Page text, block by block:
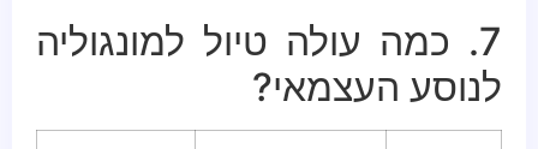
7. כמה עולה טיול למונגוליה
לנוסע העצמאי?